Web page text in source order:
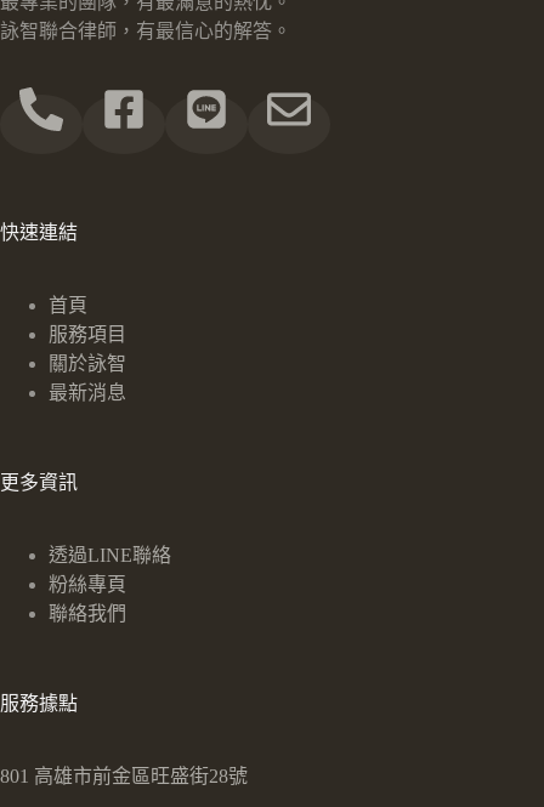
詠智聯合律師，有最信心的解答。
快速連結
首頁
服務項目
關於詠智
最新消息
更多資訊
透過LINE聯絡
粉絲專頁
聯絡我們
服務據點
801 高雄市前金區旺盛街28號